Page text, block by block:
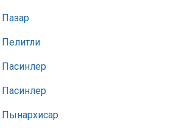
Пазар
Пелитли
Пасинлер
Пасинлер
Пынархисар